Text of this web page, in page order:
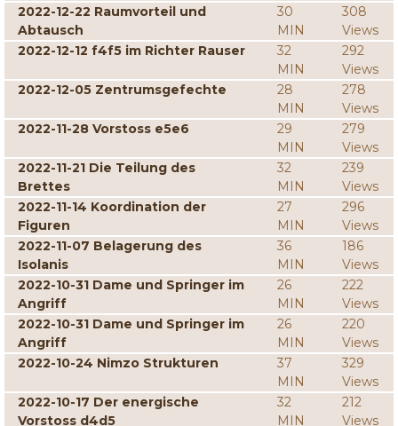
2022-12-22 Raumvorteil und
Abtausch
30
MIN
308
Views
2022-12-12 f4f5 im Richter Rauser
32
MIN
292
Views
2022-12-05 Zentrumsgefechte
28
MIN
278
Views
2022-11-28 Vorstoss e5e6
29
MIN
279
Views
2022-11-21 Die Teilung des
Brettes
32
MIN
239
Views
2022-11-14 Koordination der
Figuren
27
MIN
296
Views
2022-11-07 Belagerung des
Isolanis
36
MIN
186
Views
2022-10-31 Dame und Springer im
Angriff
26
MIN
222
Views
2022-10-31 Dame und Springer im
Angriff
26
MIN
220
Views
2022-10-24 Nimzo Strukturen
37
MIN
329
Views
2022-10-17 Der energische
Vorstoss d4d5
32
MIN
212
Views